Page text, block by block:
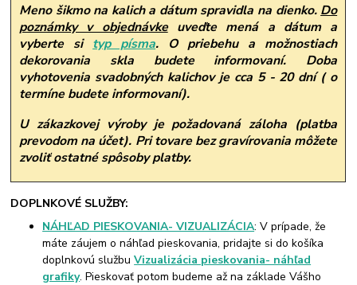
Meno šikmo na kalich a dátum spravidla na dienko. Do
poznámky v objednávkeuveďte mená a dátum a
vyberte si typ písma. O priebehu a možnostiach
dekorovania skla budete informovaní. Doba
vyhotovenia svadobných kalichov je cca 5 - 20 dní ( o
termíne budete informovaní).
U zákazkovej výroby je požadovaná záloha (platba
prevodom na účet). Pri tovare bez gravírovania môžete
zvoliť ostatné spôsoby platby.
DOPLNKOVÉ SLUŽBY:
NÁHĽAD PIESKOVANIA- VIZUALIZÁCIA: V prípade, že
máte záujem o náhľad pieskovania, pridajte si do košíka
doplnkovú službuVizualizácia pieskovania- náhľad
grafiky. Pieskovať potom budeme až na základe Vášho